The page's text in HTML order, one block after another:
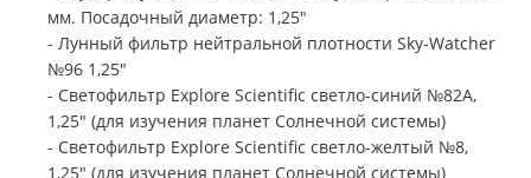
мм. Посадочный диаметр: 1,25"
- Лунный фильтр нейтральной плотности Sky-Watcher
№96 1,25"
- Светофильтр Explore Scientific светло-синий №82A,
1,25" (для изучения планет Солнечной системы)
- Светофильтр Explore Scientific светло-желтый №8,
1,25" (для изучения планет Солнечной системы)